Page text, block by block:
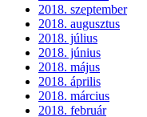
2018. szeptember
2018. augusztus
2018. július
2018. június
2018. május
2018. április
2018. március
2018. február